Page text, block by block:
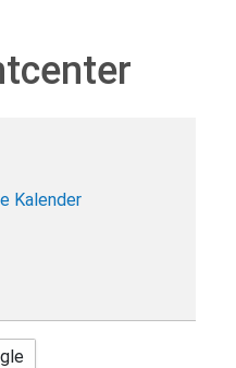
Kalender